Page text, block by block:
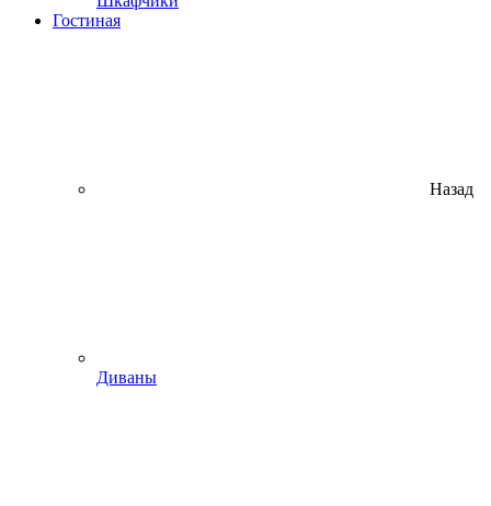
Гостиная
Назад
Диваны